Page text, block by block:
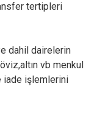
tertipleri
dahil dairelerin
vb menkul
iade işlemlerini